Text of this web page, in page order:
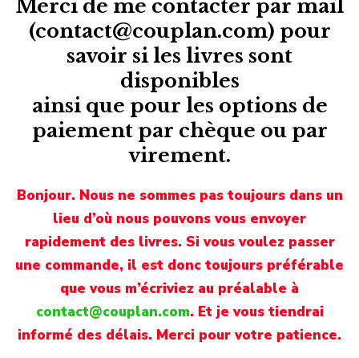
Merci de me contacter par mail
(contact@couplan.com) pour
savoir si les livres sont
disponibles
ainsi que pour les options de
paiement par chèque ou par
virement.
Bonjour. Nous ne sommes pas toujours dans un
lieu d’où nous pouvons vous envoyer
rapidement des livres. Si vous voulez passer
une commande, il est donc toujours préférable
que vous m’écriviez au préalable à
contact@couplan.com. Et je vous tiendrai
informé des délais. Merci pour votre patience.